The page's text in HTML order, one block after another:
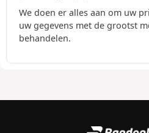
We doen er alles aan om uw
uw gegevens met de grootst
behandelen.